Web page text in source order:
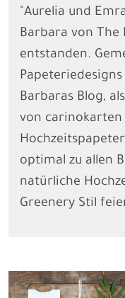
"Aurelia und
Barbara von
entstanden.
Barbaras Blog,
von carinokarten
optimal zu allen
natürliche
Greenery Stil